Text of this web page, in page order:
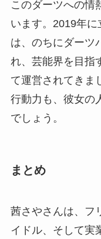
このダーツへの情
います。2019年
は、のちにダーツ
れ、芸能界を目指
て運営されてきま
行動力も、彼女の
でしょう。
まとめ
茜さやさんは、フ
イドル、そして実